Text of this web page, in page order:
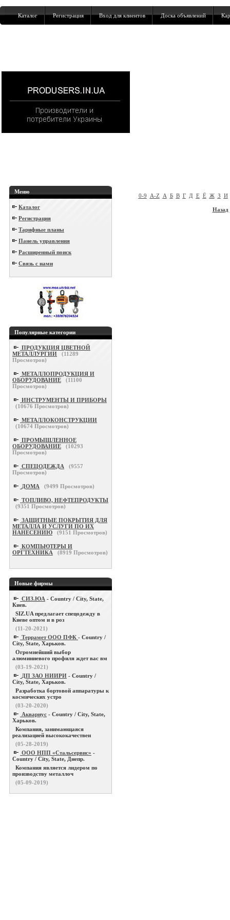
Каталог Регистрация Вход для клиентов Доска объявлений
Меню
Каталог
Регистрация
Тарифные планы
Панель управления
Расширенный поиск
Связь с нами
Популярные категории
ПРОДУКЦИЯ ЦВЕТНОЙ
МЕТАЛЛУРГИИ
(11289
Просмотров)
МЕТАЛЛОПРОДУКЦИЯ И
ОБОРУДОВАНИЕ
(11100
Просмотров)
ИНСТРУМЕНТЫ И ПРИБОРЫ
(10676 Просмотров)
МЕТАЛЛОКОНСТРУКЦИИ
(10674 Просмотров)
ПРОМЫШЛЕННОЕ
ОБОРУДОВАНИЕ
(10293
Просмотров)
СПЕЦОДЕЖДА (9557
Просмотров)
ДОМА (9499 Просмотров)
ТОПЛИВО, НЕФТЕПРОДУКТЫ
(9351 Просмотров)
ЗАЩИТНЫЕ ПОКРЫТИЯ ДЛЯ
МЕТАЛЛА И УСЛУГИ ПО ИХ
НАНЕСЕНИЮ
(9151 Просмотров)
КОМПЬЮТЕРЫ И
ОРГТЕХНИКА
(8919 Просмотров)
Новые фирмы
СИЗ.ЮА - Country / City, State,
Киев.
SIZ.UA предлагает спецодежду в
Киеве оптом и в роз
(11-20-2021)
Террамет ООО ПФК - Country /
City, State, Харьков.
Огромнейший выбор
алюминиевого профиля ждет вас вм
(03-19-2021)
ДП ЗАО НИИРИ - Country /
City, State, Харьков.
Разработка бортовой аппаратуры к
космических устро
(03-20-2020)
Аквариус - Country / City, State,
Харьков.
Компания, занимающаяся
реализацией высококачествен
(05-28-2019)
ООО НПП «Стальсервис» -
Country / City, State, Днепр.
Компания является лидером по
производству металлоч
(05-09-2019)
0-9 A-Z А Б В Г Д Е Ё Ж З И
Назад